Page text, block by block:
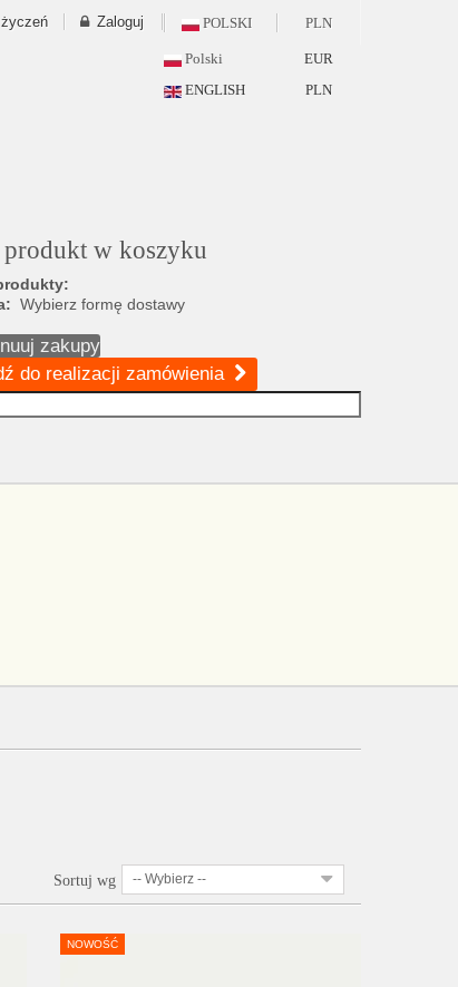
Zaloguj POLSKI
Polski
ENGLISH
PLN
EUR
PLN
produkt w koszyku
Wybierz formę dostawy
zakupy
do realizacji zamówienia
Sortuj wg -- Wybierz --
NOWOŚĆ